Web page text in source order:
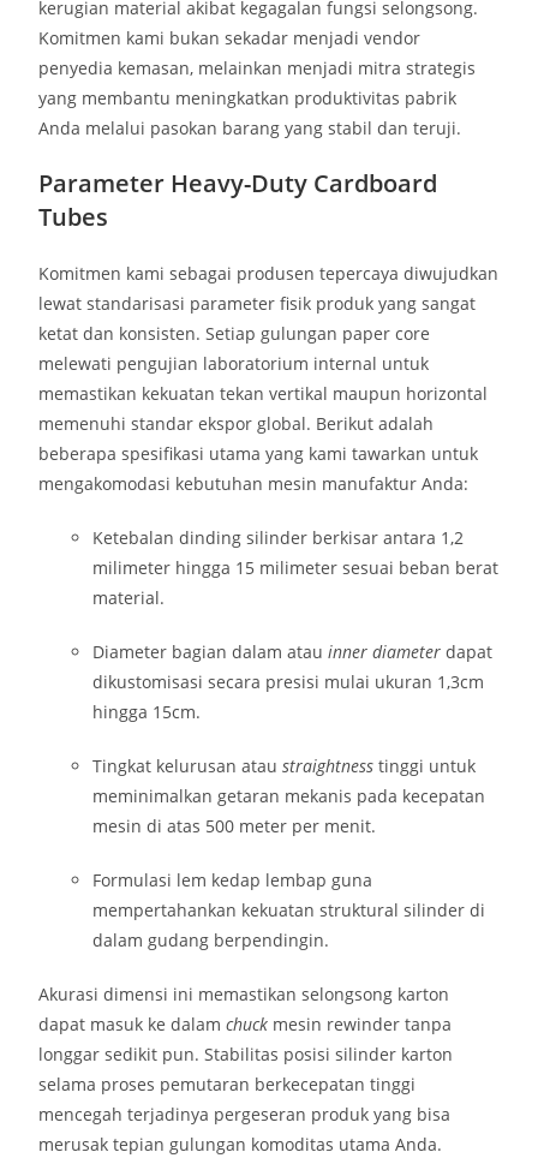
kerugian material akibat kegagalan fungsi selongsong.
Komitmen kami bukan sekadar menjadi vendor
penyedia kemasan, melainkan menjadi mitra strategis
yang membantu meningkatkan produktivitas pabrik
Anda melalui pasokan barang yang stabil dan teruji.
Parameter Heavy-Duty Cardboard
Tubes
Komitmen kami sebagai produsen tepercaya diwujudkan
lewat standarisasi parameter fisik produk yang sangat
ketat dan konsisten. Setiap gulungan paper core
melewati pengujian laboratorium internal untuk
memastikan kekuatan tekan vertikal maupun horizontal
memenuhi standar ekspor global. Berikut adalah
beberapa spesifikasi utama yang kami tawarkan untuk
mengakomodasi kebutuhan mesin manufaktur Anda:
Ketebalan dinding silinder berkisar antara 1,2
milimeter hingga 15 milimeter sesuai beban berat
material.
Diameter bagian dalam atauinner diameter dapat
dikustomisasi secara presisi mulai ukuran 1,3cm
hingga 15cm.
Tingkat kelurusan ataustraightness tinggi untuk
meminimalkan getaran mekanis pada kecepatan
mesin di atas 500 meter per menit.
Formulasi lem kedap lembap guna
mempertahankan kekuatan struktural silinder di
dalam gudang berpendingin.
Akurasi dimensi ini memastikan selongsong karton
dapat masuk ke dalamchuck mesin rewinder tanpa
longgar sedikit pun. Stabilitas posisi silinder karton
selama proses pemutaran berkecepatan tinggi
mencegah terjadinya pergeseran produk yang bisa
merusak tepian gulungan komoditas utama Anda.